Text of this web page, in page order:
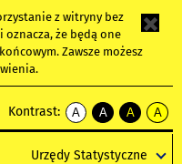
z witryny bez
że będą one
Zawsze możesz
Kontrast:
A
kontrast
A
kontrast
tekst
A
kontrast
tekst
A
tekst
Urzędy Statystyczne